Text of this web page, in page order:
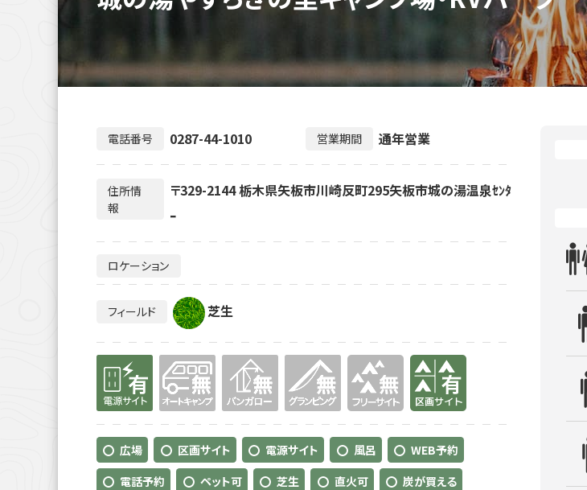
電話番号 0287-44-1010 営業期間 通年営業
住所情
報
〒329-2144 栃木県矢板市川崎反町295矢板市城の湯温泉ｾﾝﾀ
ｰ
ロケーション
フィールド 芝生
有り 無 有り
広場 区画サイト 電源サイト 風呂
WEB予約
電話予約
ペット可 芝生 直火可
炭が買える